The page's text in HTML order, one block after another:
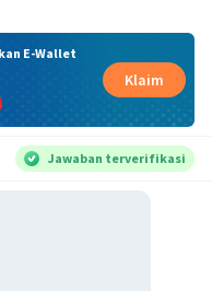
E-Wallet
Klaim
Jawaban terverifikasi